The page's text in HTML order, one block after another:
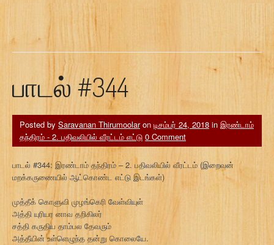
பாடல் #344
Posted by Saravanan Thirumoolaron டிசம்பர் 24, 2018 in இரண்டாம்
தந்திரம் - 2. பதிவலியில் வீரட்டம் எட்டு 0 Comment
பாடல் #344: இரண்டாம் தந்திரம் – 2. பதிவலியில் வீரட்டம் (இறைவன்
மறக்கருணையில் ஆட்கொண்ட எட்டு இடங்கள்)
முத்தீக் கொளுவி முழங்கெரி வேள்வியுள்
அத்தி யுரியர னாவ தறிகிலர்
சத்தி கருதிய தாம்பல தேவரும்
அத்தீயின் உள்ளெழுந்த தன்று கொலையே.